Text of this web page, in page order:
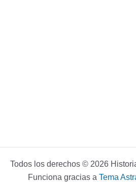
Todos los derechos © 2026
Funciona gracias a Tema